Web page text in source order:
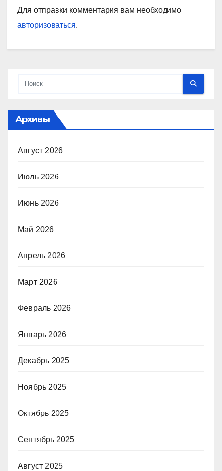
Для отправки комментария вам необходимо
авторизоваться.
Архивы
Август 2026
Июль 2026
Июнь 2026
Май 2026
Апрель 2026
Март 2026
Февраль 2026
Январь 2026
Декабрь 2025
Ноябрь 2025
Октябрь 2025
Сентябрь 2025
Август 2025